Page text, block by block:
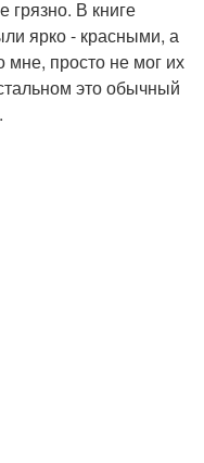
грязно. В книге
ярко - красными, а
мне, просто не мог их
это обычный